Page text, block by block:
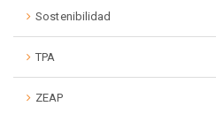
Sostenibilidad
TPA
ZEAP